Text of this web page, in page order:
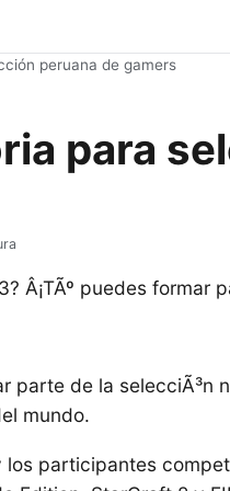
peruana de gamers
para
Â¡TÃº puedes formar
parte de la selecciÃ³n
mundo.
los participantes